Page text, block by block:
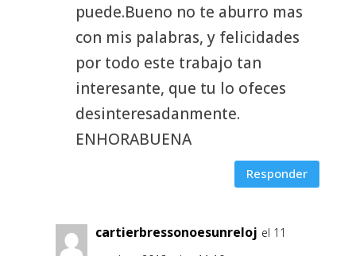
puede.Bueno no te aburro mas
con mis palabras, y felicidades
por todo este trabajo tan
interesante, que tu lo ofeces
desinteresadanmente.
ENHORABUENA
Responder
cartierbressonoesunreloj el 11